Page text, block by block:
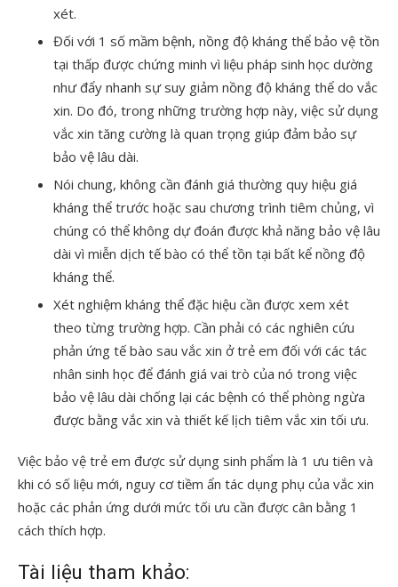
xét.
Đối với 1 số mầm bệnh, nồng độ kháng thể bảo vệ tồn
tại thấp được chứng minh vì liệu pháp sinh học dường
như đẩy nhanh sự suy giảm nồng độ kháng thể do vắc
xin. Do đó, trong những trường hợp này, việc sử dụng
vắc xin tăng cường là quan trọng giúp đảm bảo sự
bảo vệ lâu dài.
Nói chung, không cần đánh giá thường quy hiệu giá
kháng thể trước hoặc sau chương trình tiêm chủng, vì
chúng có thể không dự đoán được khả năng bảo vệ lâu
dài vì miễn dịch tế bào có thể tồn tại bất kể nồng độ
kháng thể.
Xét nghiệm kháng thể đặc hiệu cần được xem xét
theo từng trường hợp. Cần phải có các nghiên cứu
phản ứng tế bào sau vắc xin ở trẻ em đối với các tác
nhân sinh học để đánh giá vai trò của nó trong việc
bảo vệ lâu dài chống lại các bệnh có thể phòng ngừa
được bằng vắc xin và thiết kế lịch tiêm vắc xin tối ưu.
Việc bảo vệ trẻ em được sử dụng sinh phẩm là 1 ưu tiên và
khi có số liệu mới, nguy cơ tiềm ẩn tác dụng phụ của vắc xin
hoặc các phản ứng dưới mức tối ưu cần được cân bằng 1
cách thích hợp.
Tài liệu tham khảo: